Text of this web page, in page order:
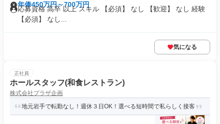
年俸450万円～700万円
応募資格 高卒 以上 スキル 【必須】 なし 【歓迎】 なし 経験
【必須】 なし...
気になる
正社員
ホールスタッフ(和食レストラン)
株式会社プラザ企画
地元岩手で転勤なし！週休３日OK！選べる短時間で私らしく接客